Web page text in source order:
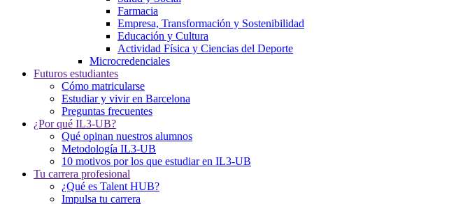
Farmacia
Empresa, Transformación y Sostenibilidad
Educación y Cultura
Actividad Física y Ciencias del Deporte
Microcredenciales
Futuros estudiantes
Cómo matricularse
Estudiar y vivir en Barcelona
Preguntas frecuentes
¿Por qué IL3-UB?
Qué opinan nuestros alumnos
Metodología IL3-UB
10 motivos por los que estudiar en IL3-UB
Tu carrera profesional
¿Qué es Talent HUB?
Impulsa tu carrera